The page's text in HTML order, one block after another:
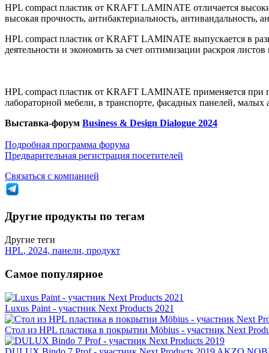
HPL compact пластик от KRAFT LAMINATE отличается
высокая прочность, антибактериальность, антивандальность,
HPL compact пластик от KRAFT LAMINATE выпускается в
деятельности и экономить за счет оптимизации раскроя
HPL compact пластик от KRAFT LAMINATE применяется при
лабораторной мебели, в транспорте, фасадных панелей,
Выставка-форум Business & Design Dialogue 2024
Подробная программа форума
Предварительная регистрация посетителей
Связаться с компанией
Другие продукты по тегам
Другие теги
HPL, 2024, панели, продукт
Самое популярное
Luxus Paint - участник Next Products 2021
Стол из HPL пластика в покрытии Möbius - участник Next